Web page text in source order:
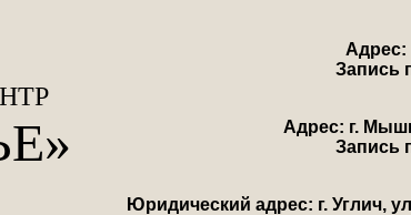
Адрес:
Запись
Адрес: г.
Запись
Юридический адрес: г. Углич,